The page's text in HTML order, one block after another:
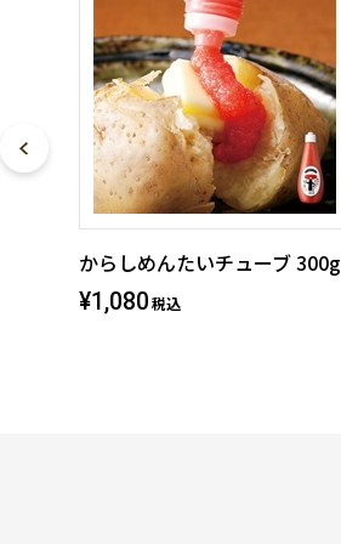
からしめんたいチューブ 300g
¥1,080 税込